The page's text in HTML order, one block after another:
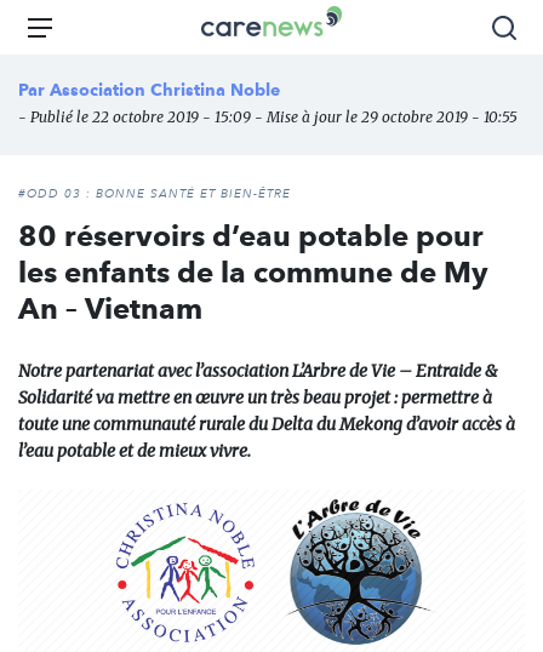
Aller
principal
Carenews,
média
des
l'engagement
Menu
Par Association Christina Noble
- Publié le 22 octobre 2019 - 15:09 - Mise à jour le 29 octobre 2019 - 10:55
#ODD 03 : BONNE SANTÉ ET BIEN-ÊTRE
80 réservoirs d’eau potable pour
les enfants de la commune de My
An – Vietnam
Notre partenariat avec l’association L’Arbre de Vie – Entraide &
Solidarité va mettre en œuvre un très beau projet : permettre à
toute une communauté rurale du Delta du Mekong d’avoir accès à
l’eau potable et de mieux vivre.